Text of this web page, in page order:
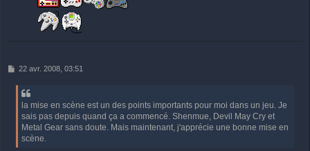
M
22 avr. 2008, 03:51
la mise en scène est un des points importants pour moi dans un jeu. Je
sais pas depuis quand ça a commencé. Shenmue, Devil May Cry et
Metal Gear sans doute. Mais maintenant, j'apprécie une bonne mise en
scène.